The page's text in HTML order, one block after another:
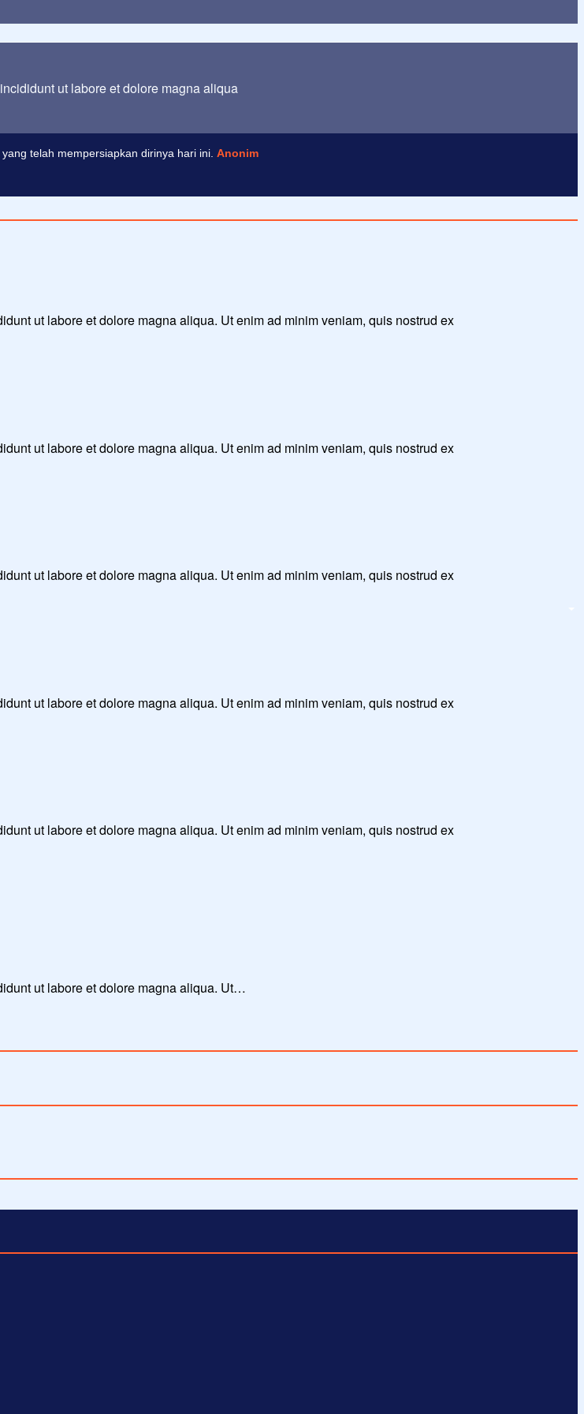
ut labore et dolore magna aliqua
telah mempersiapkan dirinya hari ini. Anonim
ut labore et dolore magna aliqua. Ut enim ad minim veniam, quis nostrud ex
ut labore et dolore magna aliqua. Ut enim ad minim veniam, quis nostrud ex
ut labore et dolore magna aliqua. Ut enim ad minim veniam, quis nostrud ex
ut labore et dolore magna aliqua. Ut enim ad minim veniam, quis nostrud ex
ut labore et dolore magna aliqua. Ut enim ad minim veniam, quis nostrud ex
ut labore et dolore magna aliqua. Ut…